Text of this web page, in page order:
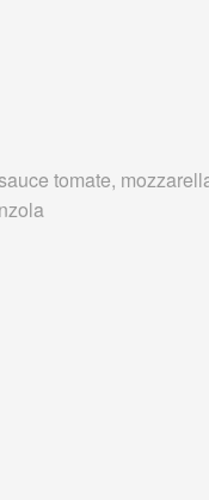
tomate,